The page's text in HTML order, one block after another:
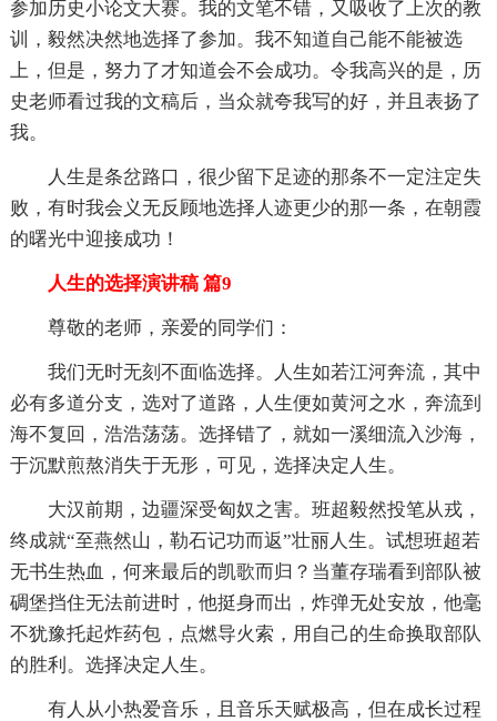
参加历史小论文大赛。我的文笔不错，又吸收了上次的教
训，毅然决然地选择了参加。我不知道自己能不能被选
上，但是，努力了才知道会不会成功。令我高兴的是，历
史老师看过我的文稿后，当众就夸我写的好，并且表扬了
我。
人生是条岔路口，很少留下足迹的那条不一定注定失
败，有时我会义无反顾地选择人迹更少的那一条，在朝霞
的曙光中迎接成功！
人生的选择演讲稿 篇9
尊敬的老师，亲爱的同学们：
我们无时无刻不面临选择。人生如若江河奔流，其中
必有多道分支，选对了道路，人生便如黄河之水，奔流到
海不复回，浩浩荡荡。选择错了，就如一溪细流入沙海，
于沉默煎熬消失于无形，可见，选择决定人生。
大汉前期，边疆深受匈奴之害。班超毅然投笔从戎，
终成就“至燕然山，勒石记功而返”壮丽人生。试想班超若
无书生热血，何来最后的凯歌而归？当董存瑞看到部队被
碉堡挡住无法前进时，他挺身而出，炸弹无处安放，他毫
不犹豫托起炸药包，点燃导火索，用自己的生命换取部队
的胜利。选择决定人生。
有人从小热爱音乐，且音乐天赋极高，但在成长过程